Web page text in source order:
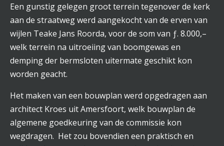
Een gunstig gelegen groot terrein tegenover de kerk
aan de straatweg werd aangekocht van de erven van
wijlen Teake Jans Roorda, voor de som van ƒ. 8.000,–
welk terrein na uitroeiing van boomgewas en
demping der bermsloten uitermate geschikt kon
worden geacht.
Het maken van een bouwplan werd opgedragen aan
architect Kroes uit Amersfoort, welk bouwplan de
algemene goedkeuring van de commissie kon
wegdragen. Het zou bovendien een praktisch en